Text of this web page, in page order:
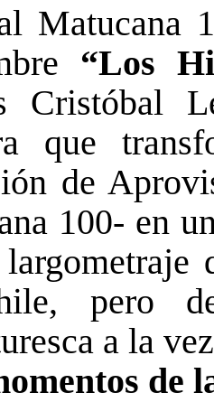
Matucana
“Los
Cristóbal
que
de
100- en
pero
a la
de